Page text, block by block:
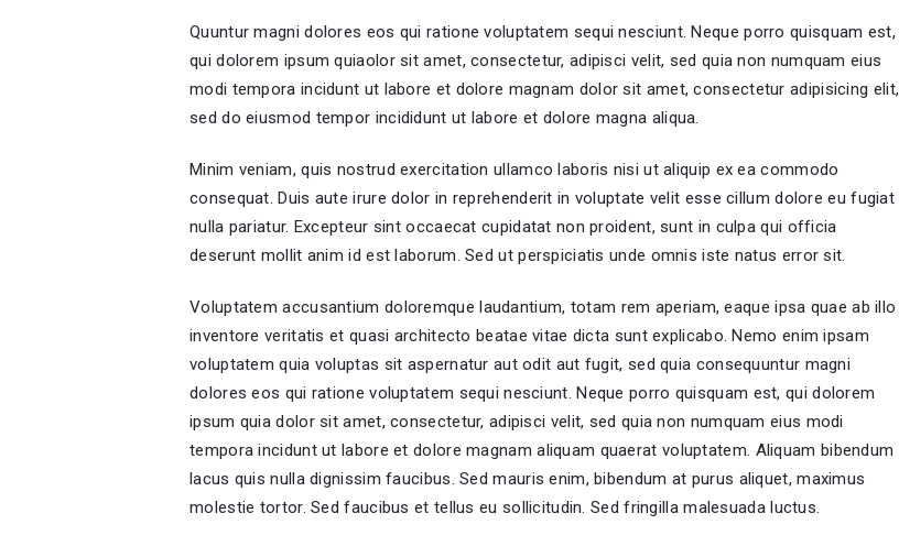
Quuntur magni dolores eos qui ratione voluptatem sequi nesciunt. Neque porro quisquam est,
qui dolorem ipsum quiaolor sit amet, consectetur, adipisci velit, sed quia non numquam eius
modi tempora incidunt ut labore et dolore magnam dolor sit amet, consectetur adipisicing elit,
sed do eiusmod tempor incididunt ut labore et dolore magna aliqua.
Minim veniam, quis nostrud exercitation ullamco laboris nisi ut aliquip ex ea commodo
consequat. Duis aute irure dolor in reprehenderit in voluptate velit esse cillum dolore eu fugiat
nulla pariatur. Excepteur sint occaecat cupidatat non proident, sunt in culpa qui officia
deserunt mollit anim id est laborum. Sed ut perspiciatis unde omnis iste natus error sit.
Voluptatem accusantium doloremque laudantium, totam rem aperiam, eaque ipsa quae ab illo
inventore veritatis et quasi architecto beatae vitae dicta sunt explicabo. Nemo enim ipsam
voluptatem quia voluptas sit aspernatur aut odit aut fugit, sed quia consequuntur magni
dolores eos qui ratione voluptatem sequi nesciunt. Neque porro quisquam est, qui dolorem
ipsum quia dolor sit amet, consectetur, adipisci velit, sed quia non numquam eius modi
tempora incidunt ut labore et dolore magnam aliquam quaerat voluptatem. Aliquam bibendum
lacus quis nulla dignissim faucibus. Sed mauris enim, bibendum at purus aliquet, maximus
molestie tortor. Sed faucibus et tellus eu sollicitudin. Sed fringilla malesuada luctus.